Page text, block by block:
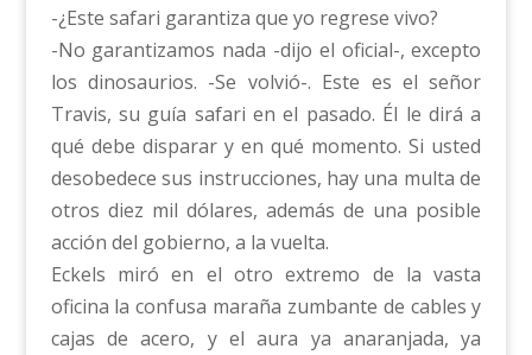
-¿Este safari garantiza que yo regrese vivo?
-No garantizamos nada -dijo el oficial-, excepto
los dinosaurios. -Se volvió-. Este es el señor
Travis, su guía safari en el pasado. Él le dirá a
qué debe disparar y en qué momento. Si usted
desobedece sus instrucciones, hay una multa de
otros diez mil dólares, además de una posible
acción del gobierno, a la vuelta.
Eckels miró en el otro extremo de la vasta
oficina la confusa maraña zumbante de cables y
cajas de acero, y el aura ya anaranjada, ya